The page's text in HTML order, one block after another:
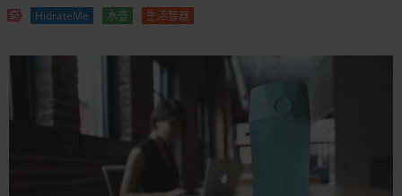
HidrateMe
水壶 生活智器